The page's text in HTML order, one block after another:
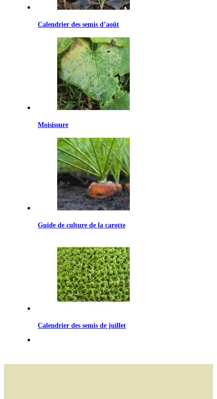
Calendrier des semis d’août
Moisissure
Guide de culture de la carotte
Calendrier des semis de juillet